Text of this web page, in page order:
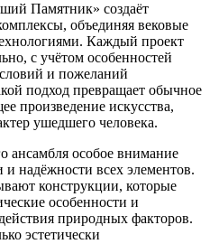
Памятник» создаёт
объединяя вековые
Каждый проект
с учётом особенностей
и пожеланий
подход превращает обычное
произведение искусства,
ушедшего человека.
ансамбля особое внимание
и надёжности всех элементов.
конструкции, которые
особенности и
природных факторов.
эстетически